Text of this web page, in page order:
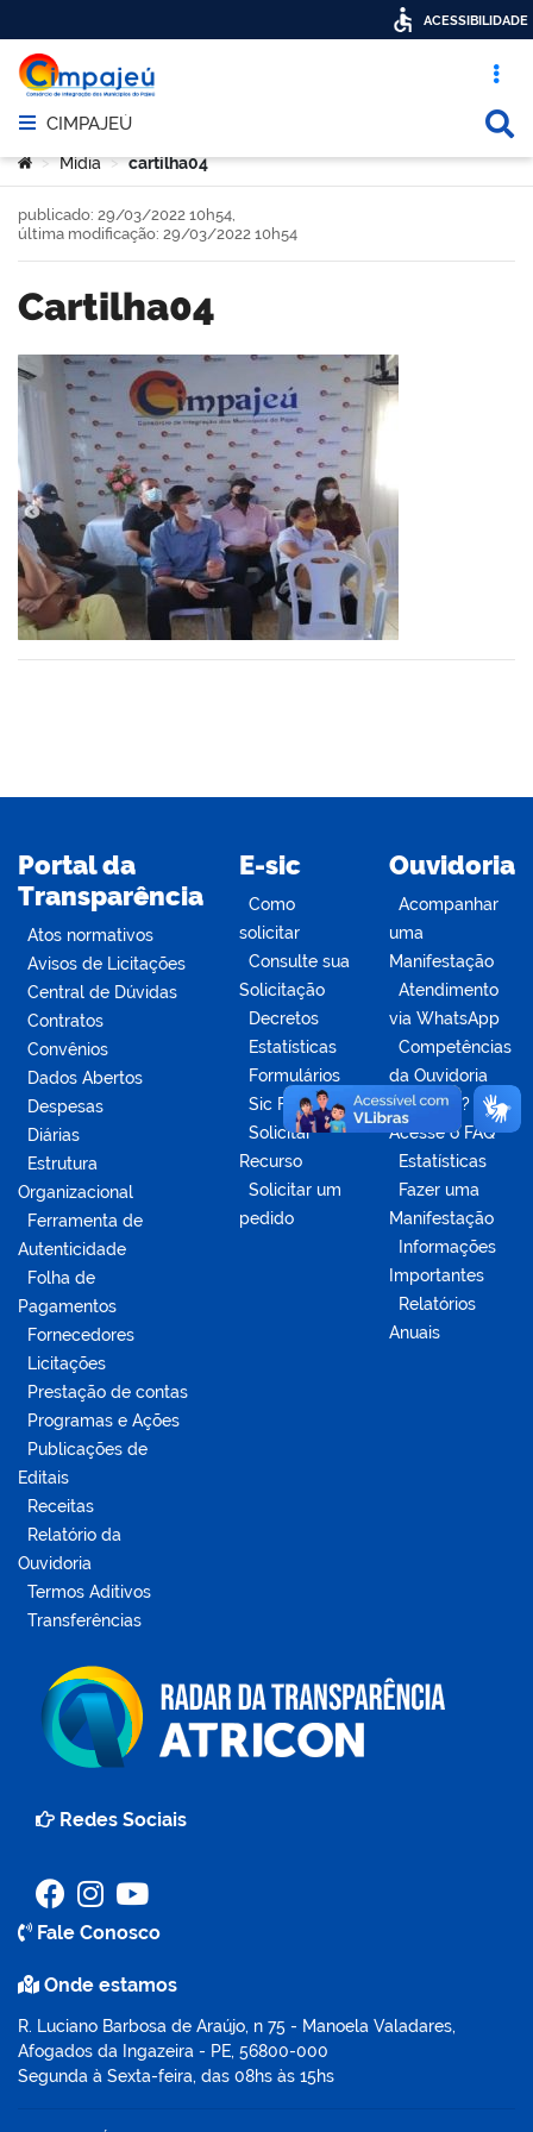
Acesso
Abrir menu principal de navegação
CIMPAJEÚ
Você está aqui:
> Mídia > cartilha04
cartilha04
publicado: 29/03/2022 10h54,
última modificação: 29/03/2022 10h54
Portal da
Transparência
Atos normativos
Avisos de Licitações
Central de Dúvidas
Contratos
Convênios
Dados Abertos
Despesas
Diárias
Estrutura
Organizacional
Ferramenta de
Autenticidade
Folha de
Pagamentos
Fornecedores
Licitações
Prestação de contas
Programas e Ações
Publicações de
Editais
Receitas
Relatório da
Ouvidoria
Termos Aditivos
Transferências
E-sic
Como
solicitar
Consulte sua
Solicitação
Decretos
Estatísticas
Formulários
Sic Físico
Solicitar
Recurso
Solicitar um
pedido
Ouvidoria
Acompanhar
uma
Manifestação
Atendimento
via WhatsApp
Competências
da Ouvidoria
Dúvidas?
Acesse o FAQ
Estatísticas
Fazer uma
Manifestação
Informações
Importantes
Relatórios
Anuais
Redes Sociais
Fale Conosco
Onde estamos
R. Luciano Barbosa de Araújo, n 75 - Manoela Valadares,
Afogados da Ingazeira - PE, 56800-000
Segunda à Sexta-feira, das 08hs às 15hs
ACESSIBILIDADE